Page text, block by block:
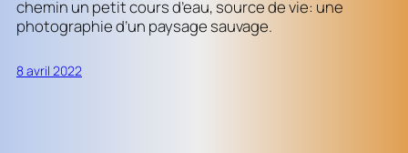
chemin un petit cours d’eau, source de vie: une
photographie d’un paysage sauvage.
8 avril 2022